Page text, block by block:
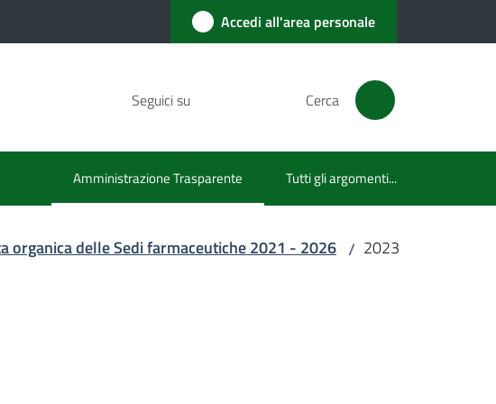
Accedi all'area personale
Seguici su Cerca
Amministrazione Trasparente
Menu selezionato Tutti gli argomenti...
organica delle Sedi farmaceutiche 2021 - 2026 / 2023